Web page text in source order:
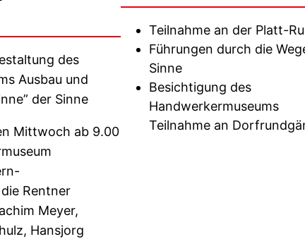
des
Ausbau und
der Sinne
Mittwoch ab 9.00
Rentner
Meyer,
Hansjorg
Teilnahme an der Platt-
Führungen durch die
Sinne
Besichtigung des
Handwerkermuseums
Teilnahme an